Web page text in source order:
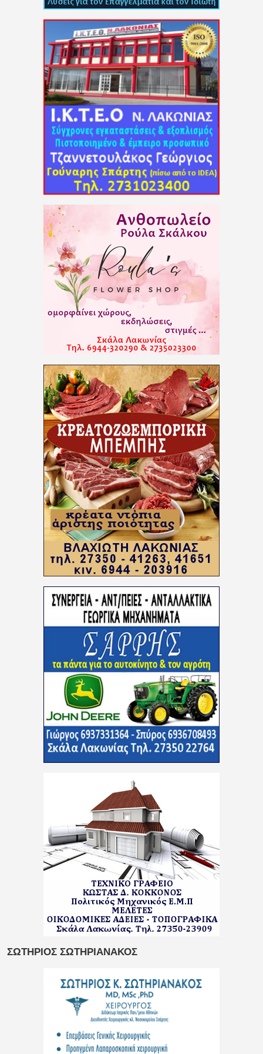
ΣΩΤΗΡΙΟΣ ΣΩΤΗΡΙΑΝΑΚΟΣ